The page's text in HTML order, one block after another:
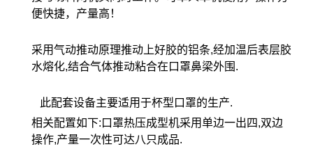
便快捷，产量高！
采用气动推动原理推动上好胶的铝条,经加温后表层胶
水熔化,结合气体推动粘合在口罩鼻梁外围.
此配套设备主要适用于杯型口罩的生产.
相关配置如下:口罩热压成型机采用单边一出四,双边
操作,产量一次性可达八只成品.